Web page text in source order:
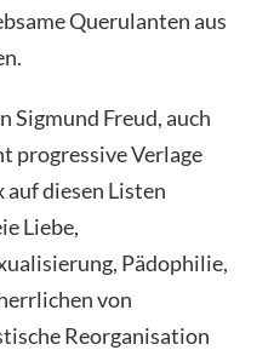
Querulanten aus
Sigmund Freud, auch
progressive Verlage
auf diesen Listen
Liebe,
Pädophilie,
von
Reorganisation